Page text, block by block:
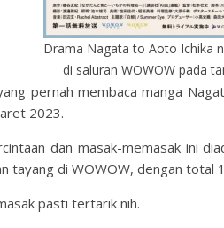
Drama Nagata to Aoto Ichika
di saluran WOWOW pada
pernah membaca manga
2023.
dan masak-memasak ini
tayang di WOWOW, dengan total
pasti tertarik nih.